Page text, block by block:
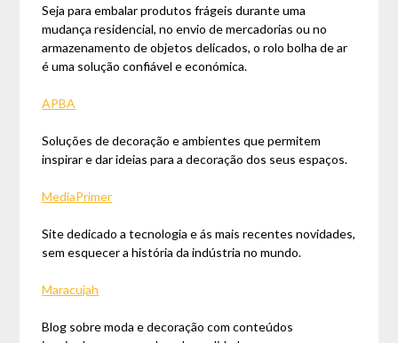
Seja para embalar produtos frágeis durante uma
mudança residencial, no envio de mercadorias ou no
armazenamento de objetos delicados, o rolo bolha de ar
é uma solução confiável e económica.
APBA
Soluções de decoração e ambientes que permitem
inspirar e dar ideias para a decoração dos seus espaços.
MediaPrimer
Site dedicado a tecnologia e ás mais recentes novidades,
sem esquecer a história da indústria no mundo.
Maracujah
Blog sobre moda e decoração com conteúdos